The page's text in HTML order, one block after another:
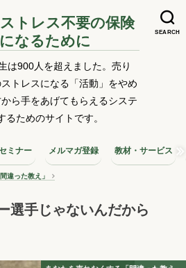
SEARCH
トレス不要の保険
なるために
は900人を超えました。売り
トレスになる「活動」をやめ
ら手をあげてもらえるシステ
るためのサイトです。
ミナー メルマガ登録 教材・サービス
違った教え」
選手じゃないんだから